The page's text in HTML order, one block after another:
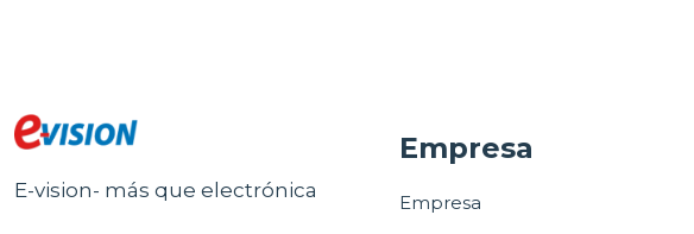
E-vision- más que electrónica
Empresa
Empresa